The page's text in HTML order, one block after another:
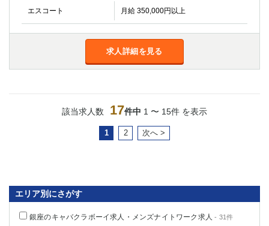
エスコート 月給 350,000円以上
求人詳細を見る
該当求人数 17件中 1 〜 15件 を表示
1 2 次へ >
エリア別にさがす
銀座のキャバクラボーイ求人・メンズナイトワーク求人 - 31件